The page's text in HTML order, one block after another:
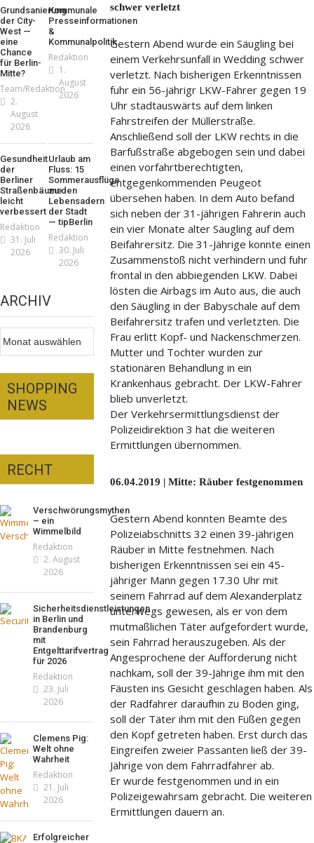
schwer verletzt
Gestern Abend wurde ein Säugling bei
einem Verkehrsunfall in Wedding schwer
verletzt. Nach bisherigen Erkenntnissen
fuhr ein 56-jährigr LKW-Fahrer gegen 19
Uhr stadtauswärts auf dem linken
Fahrstreifen der Müllerstraße.
Anschließend soll der LKW rechts in die
Barfußstraße abgebogen sein und dabei
einen vorfahrtberechtigten,
entgegenkommenden Peugeot
übersehen haben. In dem Auto befand
sich neben der 31-jährigen Fahrerin auch
ein vier Monate alter Säugling auf dem
Beifahrersitz. Die 31-Jährige konnte einen
Zusammenstoß nicht verhindern und fuhr
frontal in den abbiegenden LKW. Dabei
lösten die Airbags im Auto aus, die auch
den Säugling in der Babyschale auf dem
Beifahrersitz trafen und verletzten. Die
Frau erlitt Kopf- und Nackenschmerzen.
Mutter und Tochter wurden zur
stationären Behandlung in ein
Krankenhaus gebracht. Der LKW-Fahrer
blieb unverletzt.
Der Verkehrsermittlungsdienst der
Polizeidirektion 3 hat die weiteren
Ermittlungen übernommen.
06.04.2019 | Mitte: Räuber festgenommen
Gestern Abend konnten Beamte des
Polizeiabschnitts 32 einen 39-jährigen
Räuber in Mitte festnehmen. Nach
bisherigen Erkenntnissen sei ein 45-
jähriger Mann gegen 17.30 Uhr mit
seinem Fahrrad auf dem Alexanderplatz
unterwegs gewesen, als er von dem
mutmaßlichen Täter aufgefordert wurde,
sein Fahrrad herauszugeben. Als der
Angesprochene der Aufforderung nicht
nachkam, soll der 39-Jährige ihm mit den
Fäusten ins Gesicht geschlagen haben. Als
der Radfahrer daraufhin zu Boden ging,
soll der Täter ihm mit den Füßen gegen
den Kopf getreten haben. Erst durch das
Eingreifen zweier Passanten ließ der 39-
Jährige von dem Fahrradfahrer ab.
Er wurde festgenommen und in ein
Polizeigewahrsam gebracht. Die weiteren
Ermittlungen dauern an.
Grundsanierung
der City-
West —
eine
Chance
für Berlin-
Mitte?
Team/Redaktion
2.
August
2026
Kommunale
Presseinformationen
&
Kommunalpolitik
Redaktion
1.
August
2026
Gesundheit
der
Berliner
Straßenbäume
leicht
verbessert
Redaktion
31. Juli
2026
Urlaub am
Fluss: 15
Sommerausflüge
zu den
Lebensadern
der Stadt
— tipBerlin
Redaktion
30. Juli
2026
ARCHIV
SHOPPING
NEWS
– fit für die
23. Juli 2026
London mit Summer
neuer Kollektion
19. Juli 2026
der Honig? – Neue
gelten 14. Juni
13. Juni 2026
RECHT
Verschwörungsmythen
– ein
Wimmelbild
Redaktion
2. August
2026
Sicherheitsdienstleistungen
in Berlin und
Brandenburg
mit
Entgelttarifvertrag
für 2026
Redaktion
23. Juli
2026
Clemens Pig:
Welt ohne
Wahrheit
Redaktion
21. Juli
2026
Erfolgreicher